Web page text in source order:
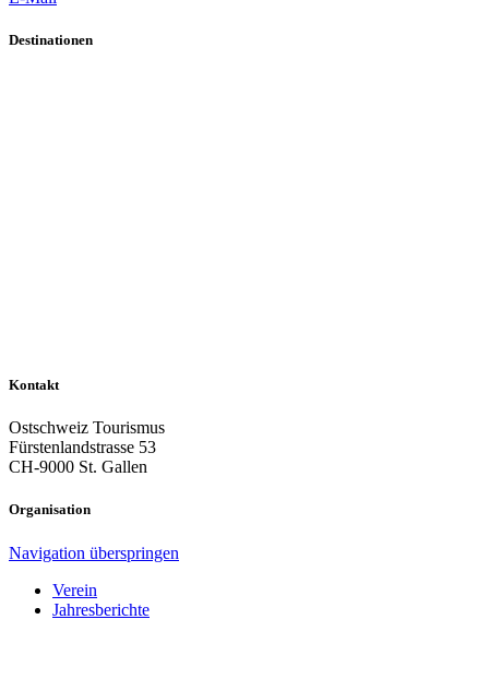
Destinationen
Kontakt
Ostschweiz Tourismus
Fürstenlandstrasse 53
CH-9000 St. Gallen
Organisation
Navigation überspringen
Verein
Jahresberichte